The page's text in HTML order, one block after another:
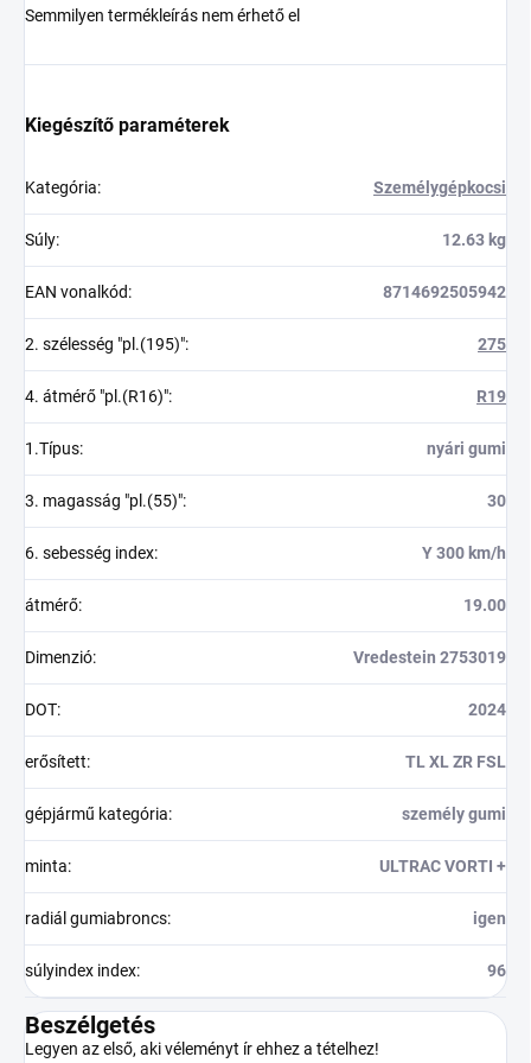
Semmilyen termékleírás nem érhető el
Kiegészítő paraméterek
Kategória: Személygépkocsi
Súly: 12.63 kg
EAN vonalkód: 8714692505942
2. szélesség "pl.(195)": 275
4. átmérő "pl.(R16)": R19
1.Típus: nyári gumi
3. magasság "pl.(55)": 30
6. sebesség index: Y 300 km/h
átmérő: 19.00
Dimenzió: Vredestein 2753019
DOT: 2024
erősített: TL XL ZR FSL
gépjármű kategória: személy gumi
minta: ULTRAC VORTI +
radiál gumiabroncs: igen
súlyindex index: 96
Beszélgetés
Legyen az első, aki véleményt ír ehhez a tételhez!